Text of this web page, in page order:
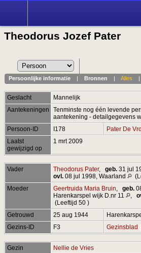
Theodorus Jozef Pater
Persoonlijke informatie| Bronnen Alles
Geslacht
Mannelijk
Aantekeningen
Tenminste nog één levende
aantekening - detailgegevens
Persoon-ID
I178
Pater De
Laatst
gewijzigd op
1 mrt 2009
Vader Theodorus Pater, geb. 31 jul
ovl. 08 jul 1998, Waarland
Moeder
Geertruida Maria Bruin geb.
Harenkarspel wijk D.nr 11
(Leeftijd 50 )
Getrouwd
25 aug 1944
Gezins-ID
F3 Gezinsblad
Gezin
Nellie de Vries